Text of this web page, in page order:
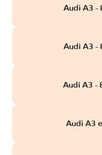
Audi A3 -
Audi A3 -
Audi A3 -
Audi A3